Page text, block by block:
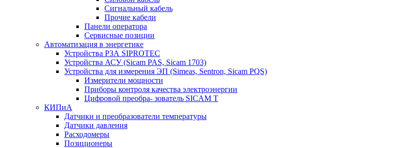
Сигнальный кабель
Прочие кабели
Панели оператора
Сервисные позиции
Автоматизация в энергетике
Устройства РЗА SIPROTEC
Устройства АСУ (Sicam PAS, Sicam 1703)
Устройства для измерения ЭП (Simeas, Sentron, Sicam PQS)
Измерители мощности
Приборы контроля качества электроэнергии
Цифровой преобра- зователь SICAM T
КИПиА
Датчики и преобразователи температуры
Датчики давления
Расходомеры
Позиционеры